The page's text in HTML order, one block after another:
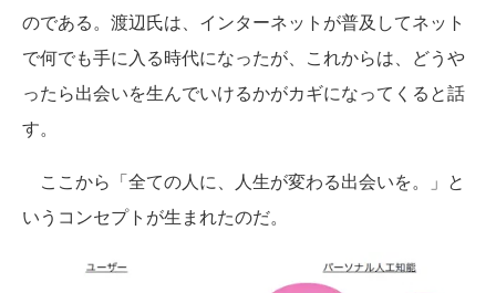
のである。渡辺氏は、インターネットが普及してネット
で何でも手に入る時代になったが、これからは、どうや
ったら出会いを生んでいけるかがカギになってくると話
す。
ここから「全ての人に、人生が変わる出会いを。」と
いうコンセプトが生まれたのだ。